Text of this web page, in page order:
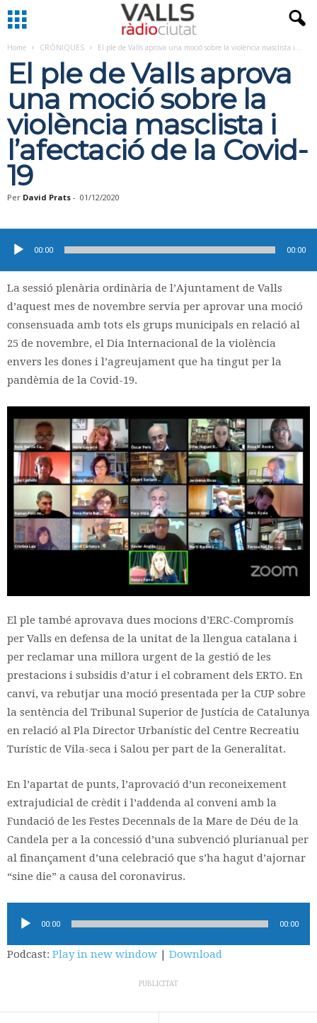
Home CRÒNIQUES El ple de Valls aprova una moció sobre la violència masclista i...
El ple de Valls aprova
una moció sobre la
violència masclista i
l’afectació de la Covid-
19
Per David Prats - 01/12/2020
d'àudio
00:00 00:00
La sessió plenària ordinària de l’Ajuntament de Valls
d’aquest mes de novembre servia per aprovar una moció
consensuada amb tots els grups municipals en relació al
25 de novembre, el Dia Internacional de la violència
envers les dones i l’agreujament que ha tingut per la
pandèmia de la Covid-19.
El ple també aprovava dues mocions d’ERC-Compromís
per Valls en defensa de la unitat de la llengua catalana i
per reclamar una millora urgent de la gestió de les
prestacions i subsidis d’atur i el cobrament dels ERTO. En
canvi, va rebutjar una moció presentada per la CUP sobre
la sentència del Tribunal Superior de Justícia de Catalunya
en relació al Pla Director Urbanístic del Centre Recreatiu
Turístic de Vila-seca i Salou per part de la Generalitat.
En l’apartat de punts, l’aprovació d’un reconeixement
extrajudicial de crèdit i l’addenda al conveni amb la
Fundació de les Festes Decennals de la Mare de Déu de la
Candela per a la concessió d’una subvenció plurianual per
al finançament d’una celebració que s’ha hagut d’ajornar
“sine die” a causa del coronavirus.
d'àudio00:00 00:00
Podcast: Play in new window | Download
PUBLICITAT